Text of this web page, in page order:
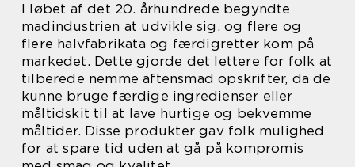
I løbet af det 20. århundrede begyndte
madindustrien at udvikle sig, og flere og
flere halvfabrikata og færdigretter kom på
markedet. Dette gjorde det lettere for folk at
tilberede nemme aftensmad opskrifter, da de
kunne bruge færdige ingredienser eller
måltidskit til at lave hurtige og bekvemme
måltider. Disse produkter gav folk mulighed
for at spare tid uden at gå på kompromis